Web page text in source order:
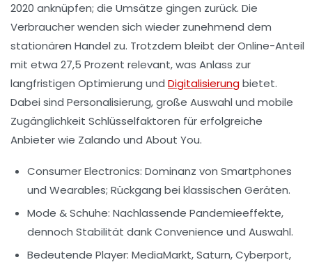
2020 anknüpfen; die Umsätze gingen zurück. Die
Verbraucher wenden sich wieder zunehmend dem
stationären Handel zu. Trotzdem bleibt der Online-Anteil
mit etwa 27,5 Prozent relevant, was Anlass zur
langfristigen Optimierung und Digitalisierungbietet.
Dabei sind Personalisierung, große Auswahl und mobile
Zugänglichkeit Schlüsselfaktoren für erfolgreiche
Anbieter wie Zalando und About You.
Consumer Electronics: Dominanz von Smartphones
und Wearables; Rückgang bei klassischen Geräten.
Mode & Schuhe: Nachlassende Pandemieeffekte,
dennoch Stabilität dank Convenience und Auswahl.
Bedeutende Player: MediaMarkt, Saturn, Cyberport,